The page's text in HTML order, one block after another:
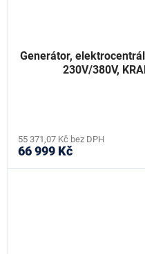
Generátor,
230V/380V,
55 371,07 Kč bez DPH
66 999 Kč